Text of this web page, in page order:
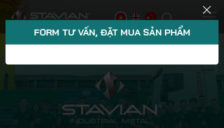
FORM TƯ VẤN, ĐẶT MUA SẢN PHẨM